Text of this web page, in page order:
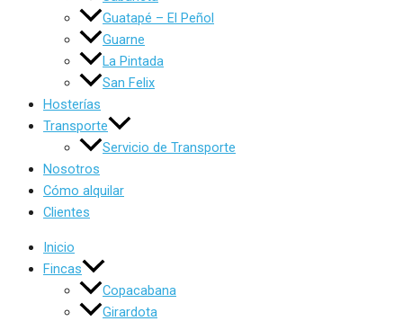
Guatapé – El Peñol
Guarne
La Pintada
San Felix
Hosterías
Transporte
Servicio de Transporte
Nosotros
Cómo alquilar
Clientes
Inicio
Fincas
Copacabana
Girardota